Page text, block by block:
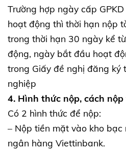
Trường hợp ngày cấp
hoạt động thì thời hạn nộp
trong thời hạn 30 ngày kể
động, ngày bắt đầu hoạt
trong Giấy đề nghị đăng ký
nghiệp
4. Hình thức nộp, cách
Có 2 hình thức để nộp:
– Nộp tiền mặt vào kho
ngân hàng Viettinbank.